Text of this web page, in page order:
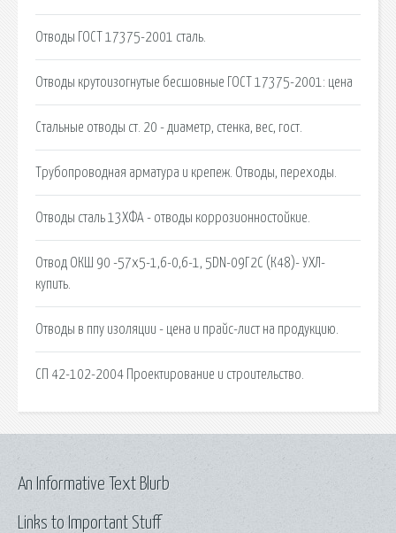
Отводы ГОСТ 17375-2001 сталь.
Отводы крутоизогнутые бесшовные ГОСТ 17375-2001: цена
Стальные отводы ст. 20 - диаметр, стенка, вес, гост.
Трубопроводная арматура и крепеж. Отводы, переходы.
Отводы сталь 13ХФА - отводы коррозионностойкие.
Отвод ОКШ 90 -57х5-1,6-0,6-1, 5DN-09Г2С (К48)- УХЛ-
купить.
Отводы в ппу изоляции - цена и прайс-лист на продукцию.
СП 42-102-2004 Проектирование и строительство.
Links to Important Stuff
An Informative Text Blurb